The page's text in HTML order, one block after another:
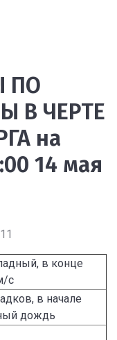
ПО
В ЧЕРТЕ
на
14 мая
в конце
с
в начале
дождь